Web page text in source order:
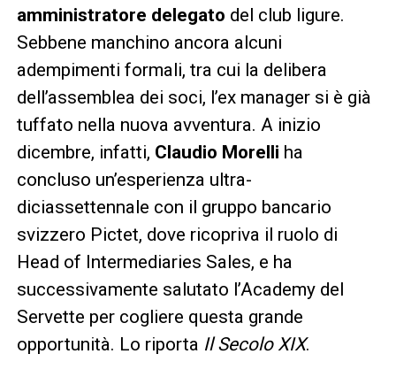
amministratore delegato del club ligure.
Sebbene manchino ancora alcuni
adempimenti formali, tra cui la delibera
dell’assemblea dei soci, l’ex manager si è già
tuffato nella nuova avventura. A inizio
dicembre, infatti, Claudio Morelli ha
concluso un’esperienza ultra-
diciassettennale con il gruppo bancario
svizzero Pictet, dove ricopriva il ruolo di
Head of Intermediaries Sales, e ha
successivamente salutato l’Academy del
Servette per cogliere questa grande
opportunità. Lo riporta Il Secolo XIX.